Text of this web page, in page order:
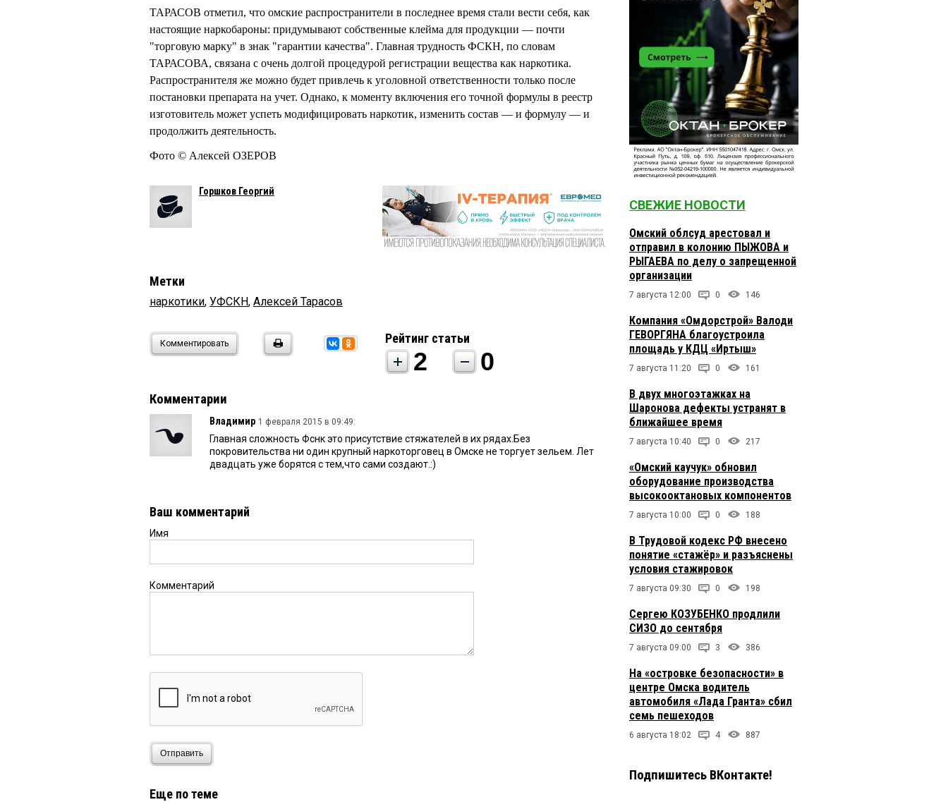
ТАРАСОВ отметил, что омские распространители в последнее время стали вести себя, как
настоящие наркобароны: придумывают собственные клейма для продукции — почти
"торговую марку" в знак "гарантии качества". Главная трудность ФСКН, по словам
ТАРАСОВА, связана с очень долгой процедурой регистрации вещества как наркотика.
Распространителя же можно будет привлечь к уголовной ответственности только после
постановки препарата на учет. Однако, к моменту включения его точной формулы в реестр
изготовитель может успеть модифицировать наркотик, изменить состав — и формулу — и
продолжить деятельность.
Фото © Алексей ОЗЕРОВ
Горшков Георгий
Метки
наркотики, УФСКН, Алексей Тарасов
Комментировать Рейтинг статьи
2 0
Комментарии
Владимир 1 февраля 2015 в 09:49:
Главная сложность Фснк это присутствие стяжателей в их рядах.Без
покровительства ни один крупный наркоторговец в Омске не торгует зельем. Лет
двадцать уже борятся с тем,что сами создают.:)
Ваш комментарий
Имя
Комментарий
Отправить
Еще по теме
СВЕЖИЕ НОВОСТИ
Омский облсуд арестовал и
отправил в колонию ПЫЖОВА и
РЫГАЕВА по делу о запрещенной
организации
7 августа 12:00 0 146
Компания «Омдорстрой» Валоди
ГЕВОРГЯНА благоустроила
площадь у КДЦ «Иртыш»
7 августа 11:20 0 161
В двух многоэтажках на
Шаронова дефекты устранят в
ближайшее время
7 августа 10:40 0 217
«Омский каучук» обновил
оборудование производства
высокооктановых компонентов
7 августа 10:00 0 188
В Трудовой кодекс РФ внесено
понятие «стажёр» и разъяснены
условия стажировок
7 августа 09:30 0 198
Сергею КОЗУБЕНКО продлили
СИЗО до сентября
7 августа 09:00 3 386
На «островке безопасности» в
центре Омска водитель
автомобиля «Лада Гранта» сбил
семь пешеходов
6 августа 18:02 4 887
Подпишитесь ВКонтакте!